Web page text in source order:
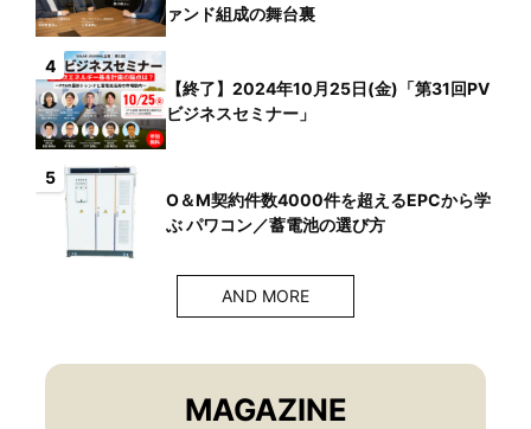
ァンド組成の舞台裏
4
【終了】2024年10月25日(金)「第31回PV
ビジネスセミナー」
5
O＆M契約件数4000件を超えるEPCから学
ぶ パワコン／蓄電池の選び方
AND MORE
MAGAZINE